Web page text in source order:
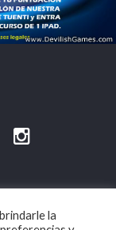
de
la